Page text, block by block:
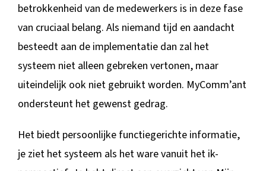
betrokkenheid van de medewerkers is in deze fase
van cruciaal belang. Als niemand tijd en aandacht
besteedt aan de implementatie dan zal het
systeem niet alleen gebreken vertonen, maar
uiteindelijk ook niet gebruikt worden. MyComm’ant
ondersteunt het gewenst gedrag.
Het biedt persoonlijke functiegerichte informatie,
je ziet het systeem als het ware vanuit het ik-